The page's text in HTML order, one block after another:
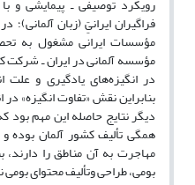
فراگیران ایرانیََِِ (زبان
مؤسسات ایرانی مشغول به
مؤسسه آلمانی در ایران ـ شرکت
در انگیزه‌های یادگیری و
بنابراین نقش «تفاوت‌ انگیزه»
دیگر نتایج حاصله این مهم بود
همگی تألیف کشور آلمان بوده
مهاجرت به آن مناطق را دارند،
بومی، طراحی وتألیف محتوای بومی